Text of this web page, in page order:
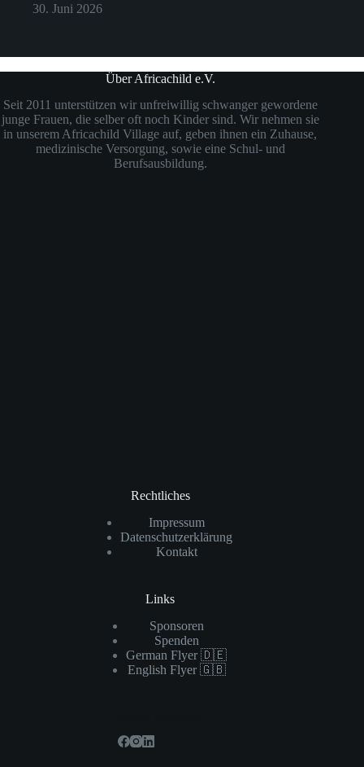
30. Juni 2026
Über Africachild e.V.
Seit 2011 unterstützen wir unfreiwillig schwanger gewordene
junge Frauen, die selber oft noch Kinder sind. Wir nehmen sie
in unserem Africachild Village auf, geben ihnen ein Zuhause,
medizinische Versorgung, sowie eine Schul- und
Berufsausbildung.
Rechtliches
Impressum
Datenschutzerklärung
Kontakt
Links
Sponsoren
Spenden
German Flyer 🇩🇪
English Flyer 🇬🇧